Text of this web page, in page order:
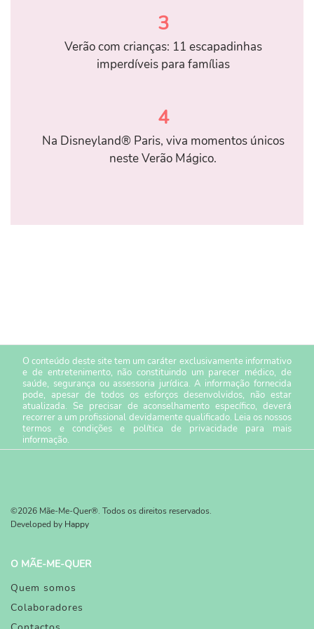
3
Verão com crianças: 11 escapadinhas
imperdíveis para famílias
4
Na Disneyland® Paris, viva momentos únicos
neste Verão Mágico.
O conteúdo deste site tem um caráter exclusivamente informativo
e de entretenimento, não constituindo um parecer médico, de
saúde, segurança ou assessoria jurídica. A informação fornecida
pode, apesar de todos os esforços desenvolvidos, não estar
atualizada. Se precisar de aconselhamento específico, deverá
recorrer a um profissional devidamente qualificado. Leia os nossos
termos e condiçõese política de privacidade para mais
informação.
©2026 Mãe-Me-Quer®. Todos os direitos reservados.
Developed by Happy
O MÃE-ME-QUER
Quem somos
Colaboradores